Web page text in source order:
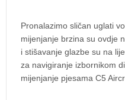
Pronalazimo sličan uglati
mijenjanje brzina su ovdje
i stišavanje glazbe su na
za navigiranje izbornikom
mijenjanje pjesama C5